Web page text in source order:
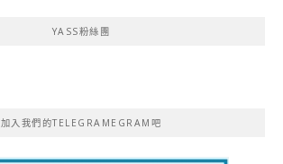
YASS粉絲團
加入我們的TELEGRAMEGRAM吧